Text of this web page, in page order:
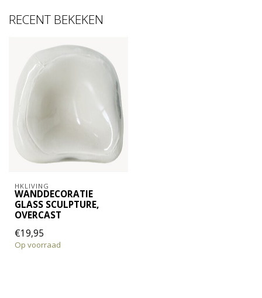
RECENT BEKEKEN
HKLIVING
WANDDECORATIE
GLASS SCULPTURE,
OVERCAST
€19,95
Op voorraad